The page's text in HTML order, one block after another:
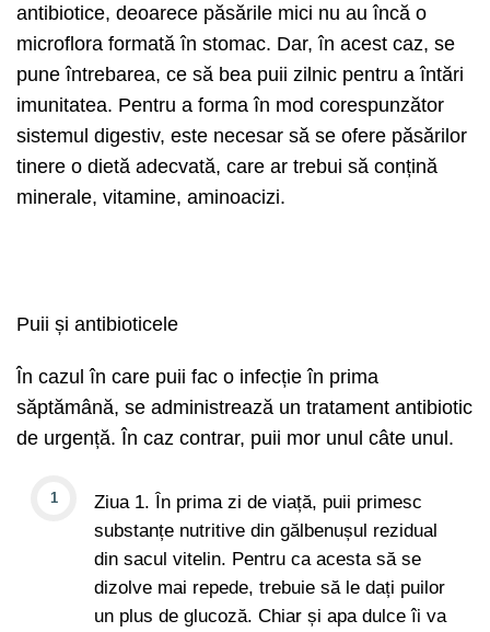
antibiotice, deoarece păsările mici nu au încă o
microflora formată în stomac. Dar, în acest caz, se
pune întrebarea, ce să bea puii zilnic pentru a întări
imunitatea. Pentru a forma în mod corespunzător
sistemul digestiv, este necesar să se ofere păsărilor
tinere o dietă adecvată, care ar trebui să conțină
minerale, vitamine, aminoacizi.
Puii și antibioticele
În cazul în care puii fac o infecție în prima
săptămână, se administrează un tratament antibiotic
de urgență. În caz contrar, puii mor unul câte unul.
Ziua 1. În prima zi de viață, puii primesc
substanțe nutritive din gălbenușul rezidual
din sacul vitelin. Pentru ca acesta să se
dizolve mai repede, trebuie să le dați puilor
un plus de glucoză. Chiar și apa dulce îi va